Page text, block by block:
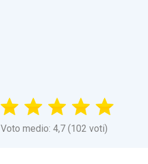
Voto medio: 4,7 (102 voti)